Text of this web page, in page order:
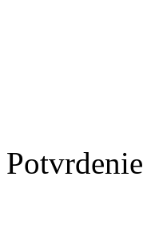
Potvrdenie